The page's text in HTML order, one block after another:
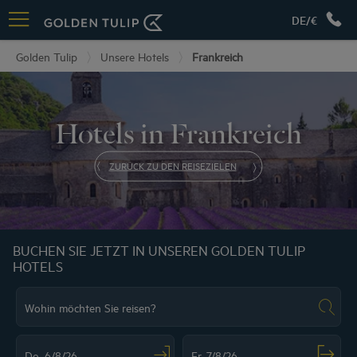
DE/€
Golden Tulip Unsere Hotels Frankreich
Hotels in Frankreich
ZURÜCK ZU DEN REISEZIELEN
BUCHEN SIE JETZT IN UNSEREN GOLDEN TULIP
HOTELS